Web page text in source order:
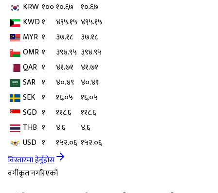
KRW १००१०.६७ १०.६७
KWD१ ४९५.१५ ४९५.१५
MYR १ ३७.१८
३७.१८
OMR १ ३९४.९५ ३९४.९५
QAR १ ४१.७१
४१.७१
SAR १ ४०.४९ ४०.४९
SEK १ १६.०५
१६.०५
SGD १ ११८.६
११८.६
THB १ ४.६
४.६
USD १ १५२.०६ १५२.०६
विस्तारमा हेर्नुहोस
वर्गीकृत नगरिएको